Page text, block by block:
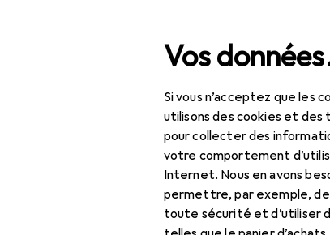
Vos
Si vous n’acceptez que les
utilisons des cookies et des
pour collecter des
votre comportement
Internet. Nous en avons
permettre, par exemple,
toute sécurité et d’utiliser
Recherche
Tout l'assortiment